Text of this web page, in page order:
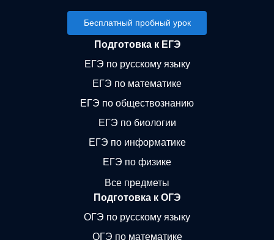
Бесплатный пробный урок
Подготовка к ЕГЭ
ЕГЭ по русскому языку
ЕГЭ по математике
ЕГЭ по обществознанию
ЕГЭ по биологии
ЕГЭ по информатике
ЕГЭ по физике
Все предметы
Подготовка к ОГЭ
ОГЭ по русскому языку
ОГЭ по математике